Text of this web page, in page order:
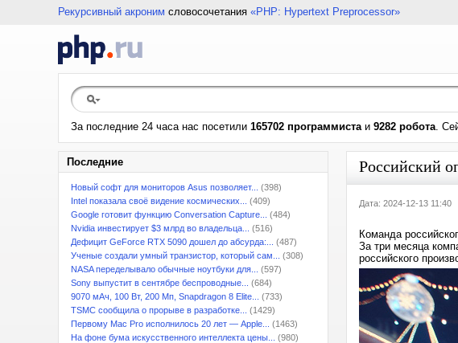
Рекурсивный акроним словосочетания «PHP: Hypertext Preprocessor»
За последние 24 часа нас посетили 165702 программистаи 9282 робота.
Последние
Новый софт для мониторов Asus позволяет...
(398)
Intel показала своё видение космических...
(409)
Google готовит функцию Conversation Capture...
(484)
Nvidia инвестирует $3 млрд во владельца...
(516)
Дефицит GeForce RTX 5090 дошел до абсурда:...
(487)
Ученые создали умный транзистор, который сам...
(308)
NASA переделывало обычные ноутбуки для...
(597)
Sony выпустит в сентябре беспроводные...
(684)
9070 мАч, 100 Вт, 200 Мп, Snapdragon 8 Elite...
(733)
TSMC сообщила о прорыве в разработке...
(1429)
Первому Mac Pro исполнилось 20 лет — Apple...
(1463)
На фоне бума искусственного интеллекта цены...
(980)
Российский
Дата: 2024-12-13 11:40
Команда
За три месяца
российского